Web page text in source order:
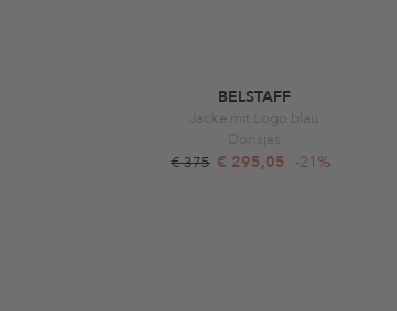
BELSTAFF
Jacke mit Logo blau
Donsjas
€ 375 € 295,05 -21%